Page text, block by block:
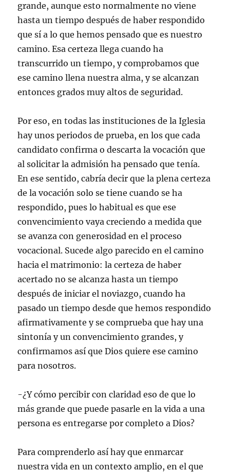
grande, aunque esto normalmente no viene
hasta un tiempo después de haber respondido
que sí a lo que hemos pensado que es nuestro
camino. Esa certeza llega cuando ha
transcurrido un tiempo, y comprobamos que
ese camino llena nuestra alma, y se alcanzan
entonces grados muy altos de seguridad.
Por eso, en todas las instituciones de la Iglesia
hay unos periodos de prueba, en los que cada
candidato confirma o descarta la vocación que
al solicitar la admisión ha pensado que tenía.
En ese sentido, cabría decir que la plena certeza
de la vocación solo se tiene cuando se ha
respondido, pues lo habitual es que ese
convencimiento vaya creciendo a medida que
se avanza con generosidad en el proceso
vocacional. Sucede algo parecido en el camino
hacia el matrimonio: la certeza de haber
acertado no se alcanza hasta un tiempo
después de iniciar el noviazgo, cuando ha
pasado un tiempo desde que hemos respondido
afirmativamente y se comprueba que hay una
sintonía y un convencimiento grandes, y
confirmamos así que Dios quiere ese camino
para nosotros.
-¿Y cómo percibir con claridad eso de que lo
más grande que puede pasarle en la vida a una
persona es entregarse por completo a Dios?
Para comprenderlo así hay que enmarcar
nuestra vida en un contexto amplio, en el que